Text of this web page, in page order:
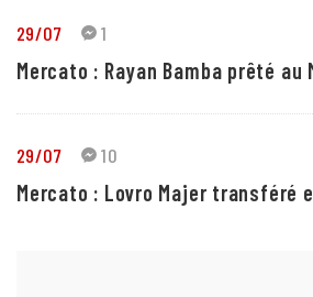
29/07 1
Mercato : Rayan Bamba prêté au
29/07 10
Mercato : Lovro Majer transféré